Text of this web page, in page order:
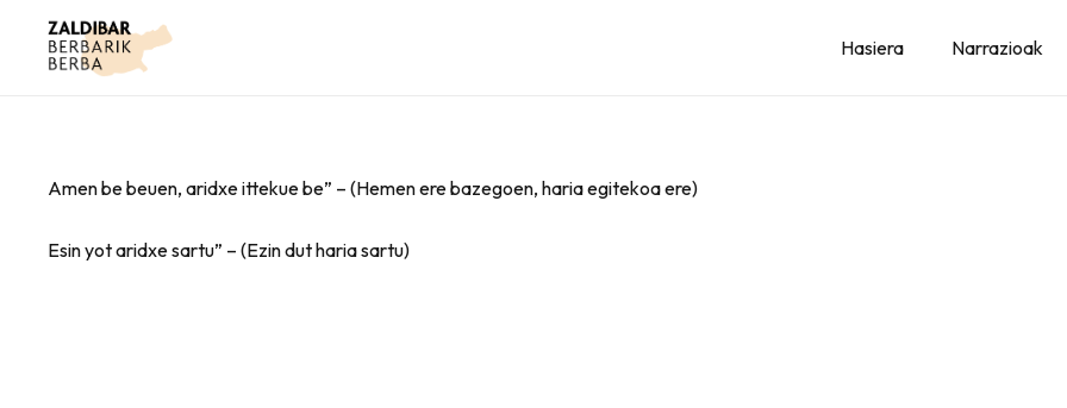
Hasiera Narrazioak
Amen be beuen, aridxe ittekue be” – (Hemen ere bazegoen, haria egitekoa ere)
Esin yot aridxe sartu” – (Ezin dut haria sartu)